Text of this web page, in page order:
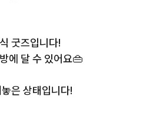
굿즈입니다!
에 달 수 있어요👜
은 상태입니다!